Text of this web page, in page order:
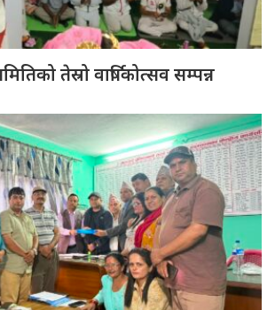
तेस्रो वार्षिकोत्सव सम्पन्न